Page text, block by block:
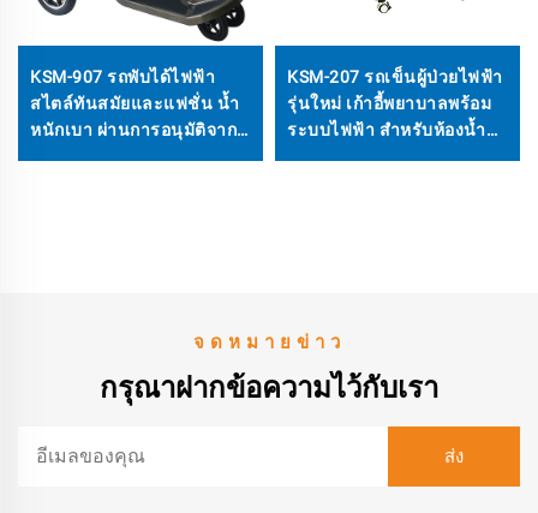
KSM-907 รถพับได้ไฟฟ้า
สไตล์ทันสมัยและแฟชั่น น้ำ
หนักเบา ผ่านการอนุมัติจาก
KSM-207 รถเข็นผู้ป่วยไฟฟ้า
รุ่นใหม่ เก้าอี้พยาบาลพร้อม
ระบบไฟฟ้า สำหรับห้องน้ำ
จดหมายข่าว
กรุณาฝากข้อความไว้กับเรา